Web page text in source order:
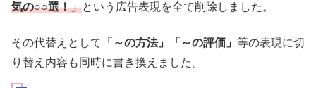
気の○○選！」という広告表現を全て削除しました。
その代替えとして 「～の方法」「～の評価」 等の表現に切
り替え内容も同時に書き換えました。